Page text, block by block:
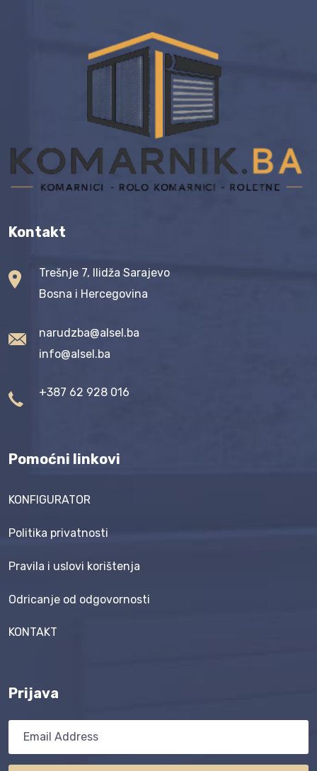
Kontakt
Trešnje 7, Ilidža Sarajevo
Bosna i Hercegovina
narudzba@alsel.ba
info@alsel.ba
+387 62 928 016
Pomoćni linkovi
KONFIGURATOR
Politika privatnosti
Pravila i uslovi korištenja
Odricanje od odgovornosti
KONTAKT
Prijava